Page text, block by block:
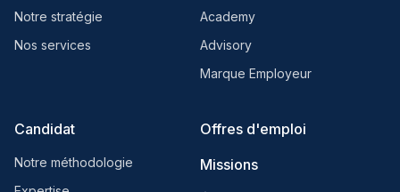
Notre stratégie
Nos services
Academy
Advisory
Marque Employeur
Candidat
Notre méthodologie
Offres d'emploi
Missions